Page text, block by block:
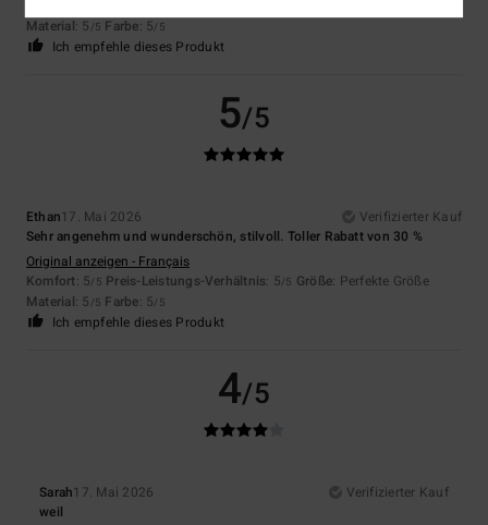
Material: 5 /5 Farbe: 5/5
Ich empfehle dieses Produkt
5/5
Ethan17. Mai 2026
Verifizierter Kauf
Sehr angenehm und wunderschön, stilvoll. Toller Rabatt von 30 %
Original anzeigen - Français
Komfort: 5/5 Preis-Leistungs-Verhältnis: 5/5 Größe: Perfekte Größe
Material: 5 /5 Farbe: 5/5
Ich empfehle dieses Produkt
4/5
Sarah17. Mai 2026
Verifizierter Kauf
weil